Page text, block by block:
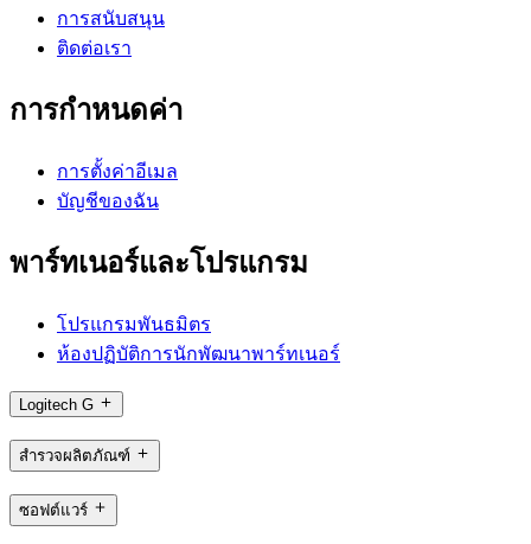
การสนับสนุน
ติดต่อเรา
การกำหนดค่า
การตั้งค่าอีเมล
บัญชีของฉัน
พาร์ทเนอร์และโปรแกรม
โปรแกรมพันธมิตร
ห้องปฏิบัติการนักพัฒนาพาร์ทเนอร์
Logitech G
สำรวจผลิตภัณฑ์
ซอฟต์แวร์